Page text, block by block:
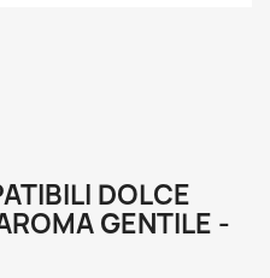
DOLCE
GENTILE -